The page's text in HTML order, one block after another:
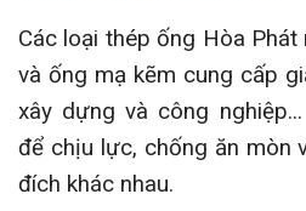
Các loại thép ống Hòa
và ống mạ kẽm cung cấp
xây dựng và công
để chịu lực, chống ăn mòn
đích khác nhau.